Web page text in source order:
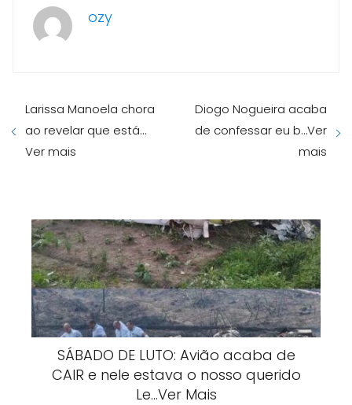
ozy
Larissa Manoela chora
ao revelar que está…
Ver mais
Diogo Nogueira acaba
de confessar eu b…Ver
mais
SÁBADO DE LUTO: Avião acaba de
CAIR e nele estava o nosso querido
Le…Ver Mais